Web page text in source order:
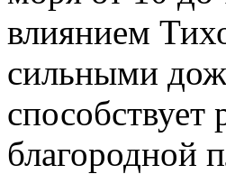
влиянием
сильными
благородной